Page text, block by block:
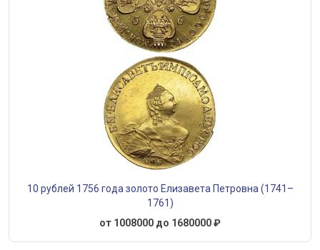
10 рублей 1756 года золото Елизавета Петровна (1741–
1761)
от 1008000 до 1680000 ₽